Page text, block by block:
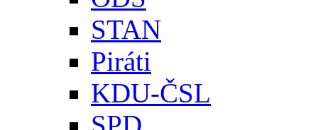
STAN
Piráti
KDU-ČSL